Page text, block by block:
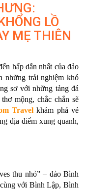
LỒ
MẸ THIÊN
hấp dẫn nhất của đảo
những trải nghiệm khó
sơ với những tảng đá
mộng, chắc chắn sẽ
Travel khám phá vẻ
địa điểm xung quanh,
thu nhỏ” – đảo Bình
với Bình Lập, Bình